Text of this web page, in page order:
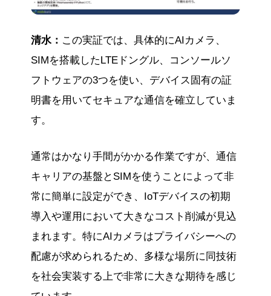
清水： この実証では、具体的にAIカメラ、
SIMを搭載したLTEドングル、コンソールソ
フトウェアの3つを使い、デバイス固有の証
明書を用いてセキュアな通信を確立していま
す。
通常はかなり手間がかかる作業ですが、通信
キャリアの基盤とSIMを使うことによって非
常に簡単に設定ができ、IoTデバイスの初期
導入や運用において大きなコスト削減が見込
まれます。特にAIカメラはプライバシーへの
配慮が求められるため、多様な場所に同技術
を社会実装する上で非常に大きな期待を感じ